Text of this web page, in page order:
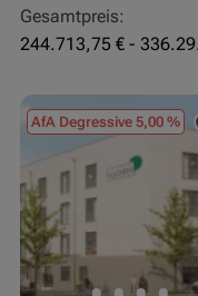
Gesamtpreis:
AfA Degressive 5,00 %